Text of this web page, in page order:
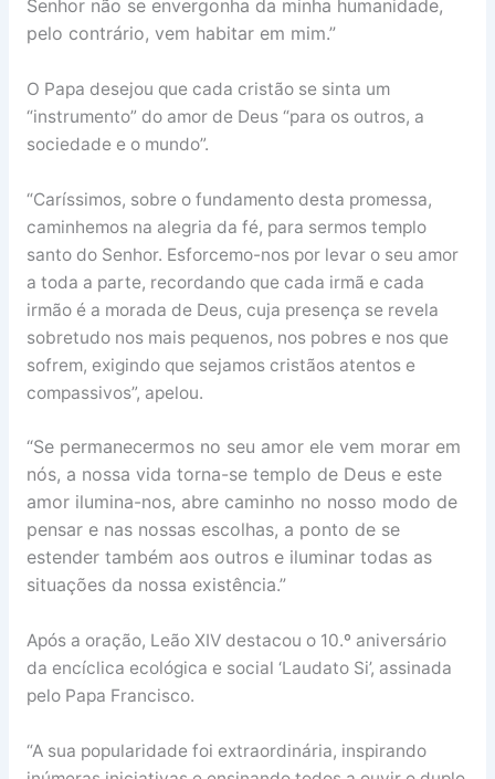
Senhor não se envergonha da minha humanidade,
pelo contrário, vem habitar em mim.”
O Papa desejou que cada cristão se sinta um
“instrumento” do amor de Deus “para os outros, a
sociedade e o mundo”.
“Caríssimos, sobre o fundamento desta promessa,
caminhemos na alegria da fé, para sermos templo
santo do Senhor. Esforcemo-nos por levar o seu amor
a toda a parte, recordando que cada irmã e cada
irmão é a morada de Deus, cuja presença se revela
sobretudo nos mais pequenos, nos pobres e nos que
sofrem, exigindo que sejamos cristãos atentos e
compassivos”, apelou.
“Se permanecermos no seu amor ele vem morar em
nós, a nossa vida torna-se templo de Deus e este
amor ilumina-nos, abre caminho no nosso modo de
pensar e nas nossas escolhas, a ponto de se
estender também aos outros e iluminar todas as
situações da nossa existência.”
Após a oração, Leão XIV destacou o 10.º aniversário
da encíclica ecológica e social ‘Laudato Si’, assinada
pelo Papa Francisco.
“A sua popularidade foi extraordinária, inspirando